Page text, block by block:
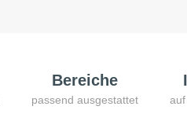
Bereiche
passend ausgestattet